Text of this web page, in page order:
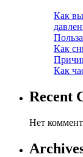
Как
Как
Как
Recent
Нет